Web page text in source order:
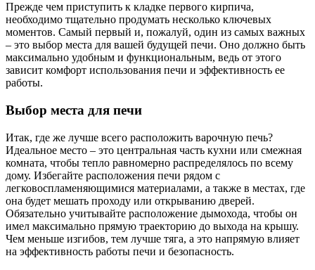
Прежде чем приступить к кладке первого кирпича,
необходимо тщательно продумать несколько ключевых
моментов. Самый первый и, пожалуй, один из самых важных
– это выбор места для вашей будущей печи. Оно должно быть
максимально удобным и функциональным, ведь от этого
зависит комфорт использования печи и эффективность ее
работы.
Выбор места для печи
Итак, где же лучше всего расположить варочную печь?
Идеальное место – это центральная часть кухни или смежная
комната, чтобы тепло равномерно распределялось по всему
дому. Избегайте расположения печи рядом с
легковоспламеняющимися материалами, а также в местах, где
она будет мешать проходу или открыванию дверей.
Обязательно учитывайте расположение дымохода, чтобы он
имел максимально прямую траекторию до выхода на крышу.
Чем меньше изгибов, тем лучше тяга, а это напрямую влияет
на эффективность работы печи и безопасность.